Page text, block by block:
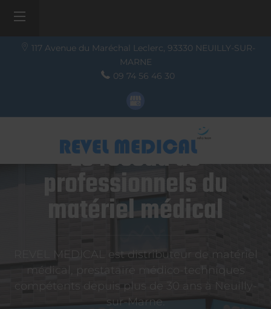
117 Avenue du Maréchal Leclerc, 93330 NEUILLY-SUR-
MARNE
09 74 56 46 30
Le réseau de
professionnels du
matériel médical
REVEL MEDICAL est distributeur de matériel
médical, prestataire médico-techniques
compétents depuis plus de 30 ans à Neuilly-
sur-Marne.